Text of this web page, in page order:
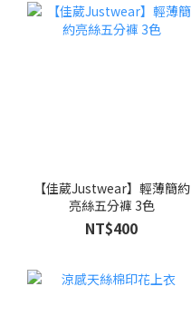
【佳葳Justwear】輕薄簡約
亮絲五分褲 3色
NT$400